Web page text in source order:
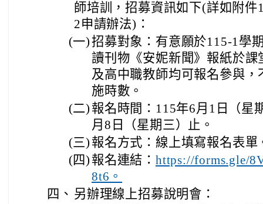
師培訓，招募資訊如下(詳如附件
2申請辦法)：
(一)招募對象：有意願於115-1學
讀刊物《安妮新聞》報紙於課
及高中職教師均可報名參與，
施時數。
(二) 報名時間：115年6月1日（星
月8日（星期三）止。
(三) 報名方式：線上填寫報名表單
(四) 報名連結： https://forms.gle/
8t6。
四、 另辦理線上招募說明會：